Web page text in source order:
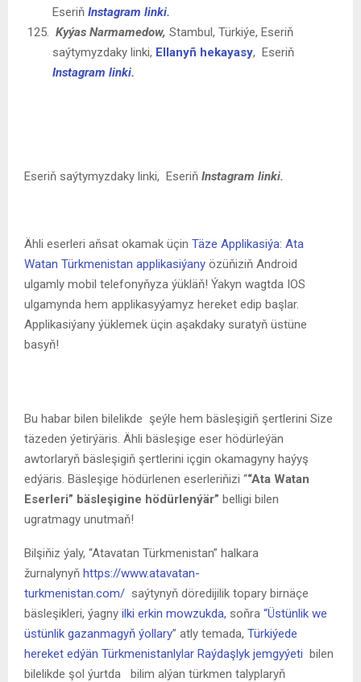
Eseriň Instagram linki.
Kyýas Narmamedow, Stambul, Türkiýe, Eseriň
saýtymyzdaky linki, Ellanyñ hekayasy, Eseriň
Instagram linki.
Eseriň saýtymyzdaky linki, Eseriň Instagram linki.
Ähli eserleri aňsat okamak üçin Täze Applikasiýa: Ata
Watan Türkmenistan applikasiýany özüňiziň Android
ulgamly mobil telefonyňyza ýükläň! Ýakyn wagtda IOS
ulgamynda hem applikasyýamyz hereket edip başlar.
Applikasiýany ýüklemek üçin aşakdaky suratyň üstüne
basyň!
Bu habar bilen bilelikde şeýle hem bäsleşigiň şertlerini Size
täzeden ýetirýäris. Ähli bäsleşige eser hödürleýän
awtorlaryň bäsleşigiň şertlerini içgin okamagyny haýyş
edýäris. Bäsleşige hödürlenen eserleriňizi ““Ata Watan
Eserleri” bäsleşigine hödürlenýär” belligi bilen
ugratmagy unutmaň!
Bilşiňiz ýaly, “Atavatan Türkmenistan” halkara
žurnalynyň https://www.atavatan-
turkmenistan.com/ saýtynyň döredijilik topary birnäçe
bäsleşikleri, ýagny ilki erkin mowzukda, soňra “Üstünlik we
üstünlik gazanmagyň ýollary” atly temada, Türkiýede
hereket edýän Türkmenistanlylar Raýdaşlyk jemgyýeti bilen
bilelikde şol ýurtda bilim alýan türkmen talyplaryň